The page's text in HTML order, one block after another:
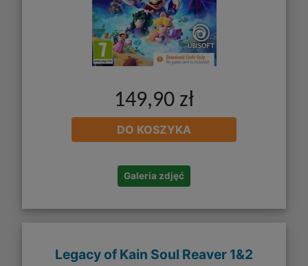
149,90 zł
DO KOSZYKA
Galeria zdjęć
Legacy of Kain Soul Reaver 1&2